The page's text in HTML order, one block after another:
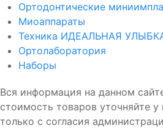
Ортодонтические
Миоаппараты
Техника ИДЕАЛЬНАЯ УЛЫБКА
Ортолаборатория
Наборы
Вся информация на данном
стоимость товаров уточняйте
только с согласия